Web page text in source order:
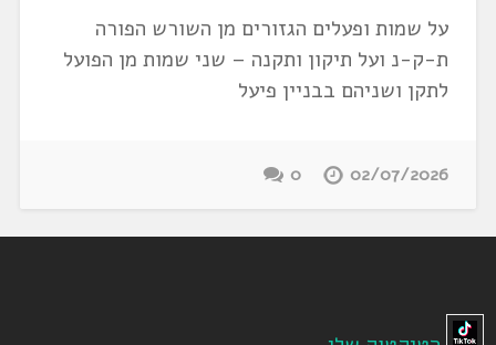
על שמות ופעלים הגזורים מן השורש הפורה
ת-ק-נ ועל תיקון ותקנה – שני שמות מן הפועל
לתקן ושניהם בבניין פיעל
02/07/2026
0